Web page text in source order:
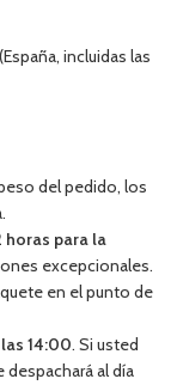
incluidas las
del pedido, los
horas para la
excepcionales.
en el punto de
14:00. Si usted
al día